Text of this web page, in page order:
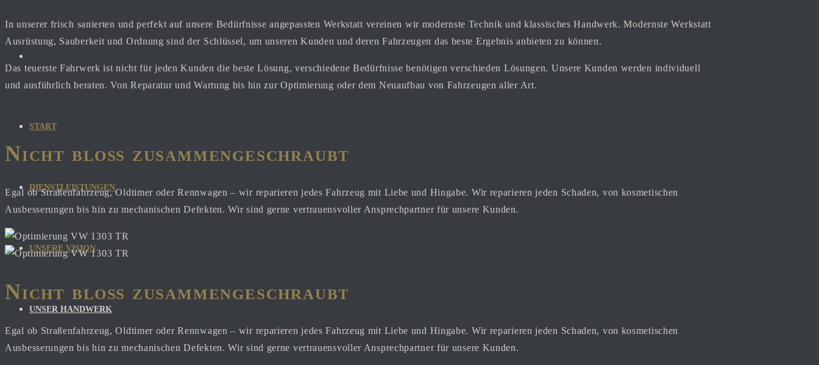
START
DIENSTLEISTUNGEN
UNSERE VISION
UNSER HANDWERK
In unserer frisch sanierten und perfekt auf unsere Bedürfnisse angepassten Werkstatt vereinen wir modernste Technik und klassisches Handwerk. Modernste Werkstatt
Ausrüstung, Sauberkeit und Ordnung sind der Schlüssel, um unseren Kunden und deren Fahrzeugen das beste Ergebnis anbieten zu können.
Das teuerste Fahrwerk ist nicht für jeden Kunden die beste Lösung, verschiedene Bedürfnisse benötigen verschieden Lösungen. Unsere Kunden werden individuell
und ausführlich beraten. Von Reparatur und Wartung bis hin zur Optimierung oder dem Neuaufbau von Fahrzeugen aller Art.
Nicht bloß zusammengeschraubt
Egal ob Straßenfahrzeug, Oldtimer oder Rennwagen – wir reparieren jedes Fahrzeug mit Liebe und Hingabe. Wir reparieren jeden Schaden, von kosmetischen
Ausbesserungen bis hin zu mechanischen Defekten. Wir sind gerne vertrauensvoller Ansprechpartner für unsere Kunden.
Nicht bloß zusammengeschraubt
Egal ob Straßenfahrzeug, Oldtimer oder Rennwagen – wir reparieren jedes Fahrzeug mit Liebe und Hingabe. Wir reparieren jeden Schaden, von kosmetischen
Ausbesserungen bis hin zu mechanischen Defekten. Wir sind gerne vertrauensvoller Ansprechpartner für unsere Kunden.